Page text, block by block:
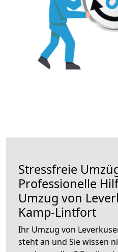
Stressfreie
Professionelle
Umzug von
Kamp-Lintfort
Ihr Umzug von
steht an und Sie wissen